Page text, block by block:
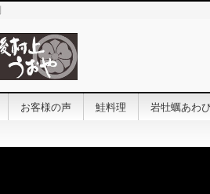
お客様の声 鮭料理 岩牡蠣あわ